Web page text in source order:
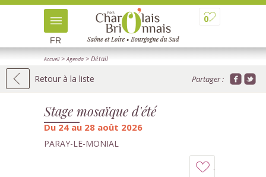
0
FR
Accueil>Agenda > Détail
Retour à la liste Partager :
Stage mosaïque d'été
Du 24 au 28 août 2026
PARAY-LE-MONIAL